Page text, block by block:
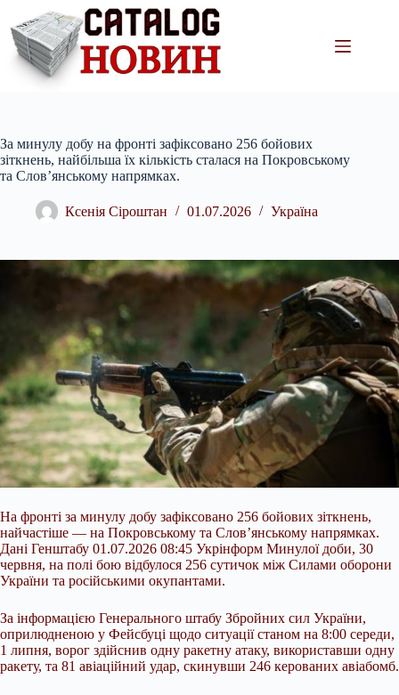
вмісту
За минулу добу на фронті зафіксовано 256 бойових
зіткнень, найбільша їх кількість сталася на Покровському
та Слов’янському напрямках.
Ксенія Сіроштан 01.07.2026 Україна
На фронті за минулу добу зафіксовано 256 бойових зіткнень,
найчастіше — на Покровському та Слов’янському напрямках.
Дані Генштабу 01.07.2026 08:45 Укрінформ Минулої доби, 30
червня, на полі бою відбулося 256 сутичок між Силами оборони
України та російськими окупантами.
За інформацією Генерального штабу Збройних сил України,
оприлюдненою у Фейсбуці щодо ситуації станом на 8:00 середи,
1 липня, ворог здійснив одну ракетну атаку, використавши одну
ракету, та 81 авіаційний удар, скинувши 246 керованих авіабомб.